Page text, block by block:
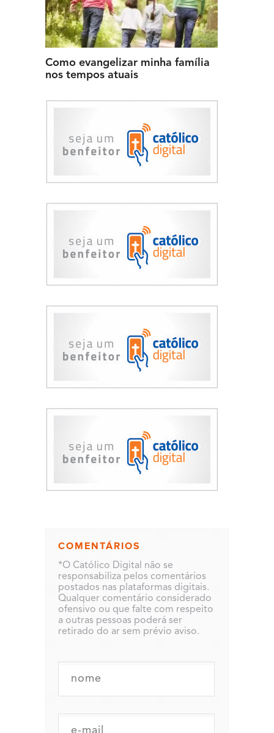
Como evangelizar minha família
nos tempos atuais
COMENTÁRIOS
*O Católico Digital não se
responsabiliza pelos comentários
postados nas plataformas digitais.
Qualquer comentário considerado
ofensivo ou que falte com respeito
a outras pessoas poderá ser
retirado do ar sem prévio aviso.